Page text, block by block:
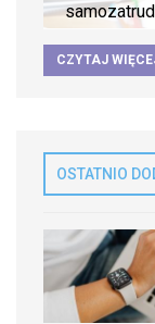
CZYTAJ
OSTATNIO